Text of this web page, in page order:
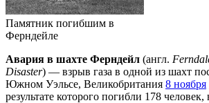
Памятник погибшим в
Ферндейле
Авария в шахте Ферндейл (англ.
Disaster) — взрыв газа в одной из шахт
Южном Уэльсе, Великобритания 8 ноября
результате которого погибли 178 человек,